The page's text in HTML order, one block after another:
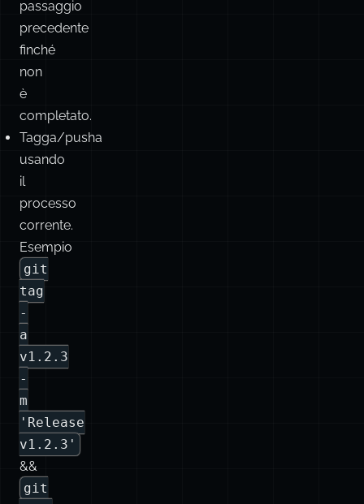
eseguire
git
commit
Ripeti
il
passaggio
precedente
finché
non
è
completato.
Tagga/pusha
usando
il
processo
corrente.
Esempio
git
tag
-
a
v1.2.3
-